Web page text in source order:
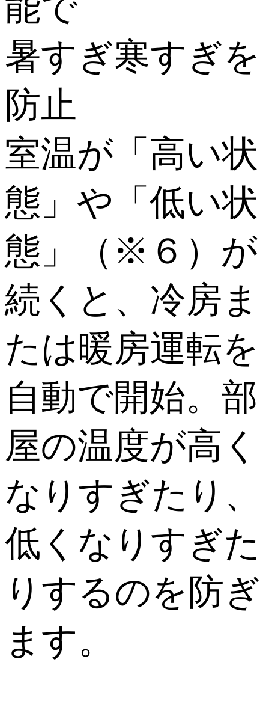
能で
暑すぎ寒すぎを
防止
室温が「高い状
態」や「低い状
態」（※６）が
続くと、冷房ま
たは暖房運転を
自動で開始。部
屋の温度が高く
なりすぎたり、
低くなりすぎた
りするのを防ぎ
ます。